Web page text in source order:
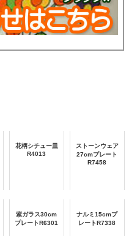
花柄シチュー皿
R4013
ストーンウェア
27cmプレート
R7458
紫ガラス30cm
プレートR6301
ナルミ15cmプ
レートR7338